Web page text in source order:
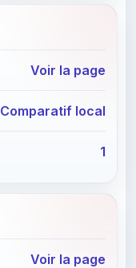
Voir la page
Comparatif local
1
Voir la page